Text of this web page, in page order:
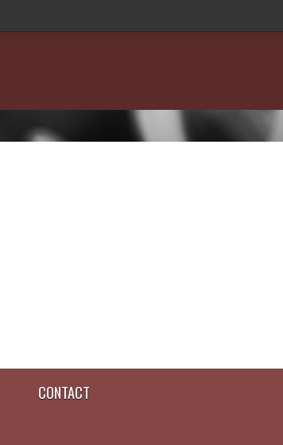
CONTACT